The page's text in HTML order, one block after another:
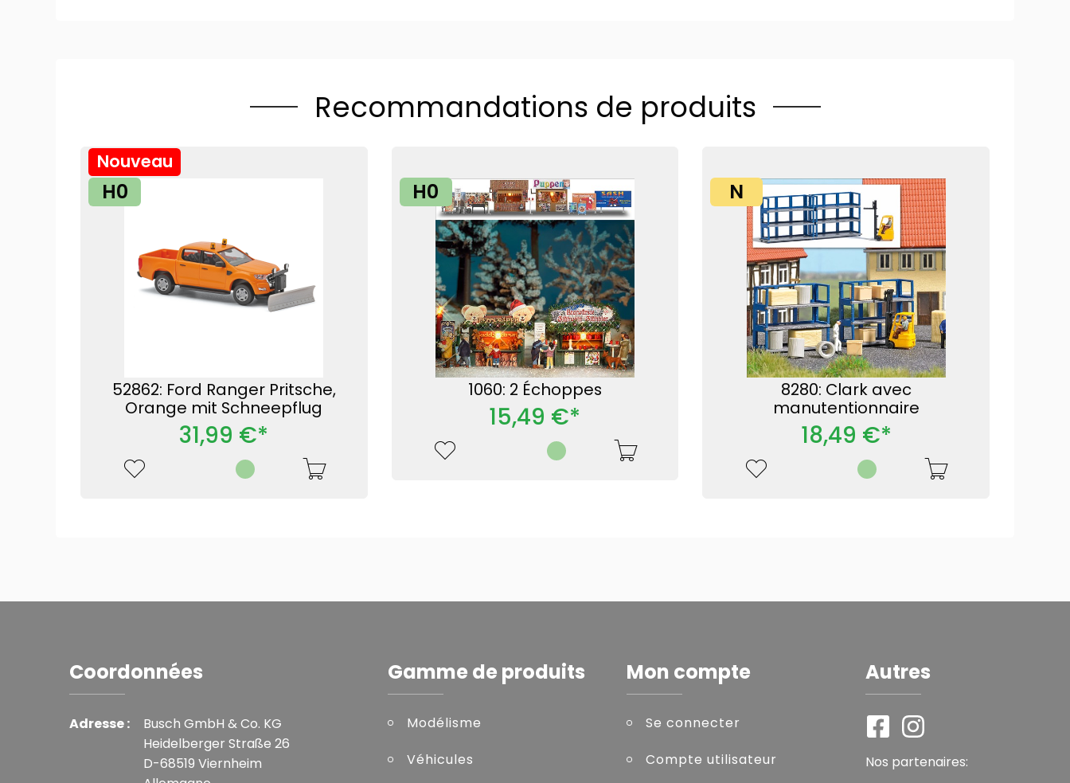
Recommandations de produits
H0
52862: Ford Ranger Pritsche,
Orange mit Schneepflug
Nouveau
31,99 €*
H0
1060: 2 Échoppes
15,49 €*
N
8280: Clark avec
manutentionnaire
18,49 €*
Coordonnées
Adresse :
Busch GmbH & Co. KG
Heidelberger Straße 26
D-68519 Viernheim
Gamme de produits
Modélisme
Véhicules
Mon compte
Se connecter
Compte utilisateur
Autres
Nos partenaires: